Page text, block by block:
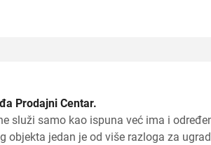
Prodajni Centar.
služi samo kao ispuna već ima i
jedan je od više razloga za